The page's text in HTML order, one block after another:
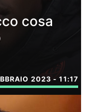
cosa
2023 - 11:17